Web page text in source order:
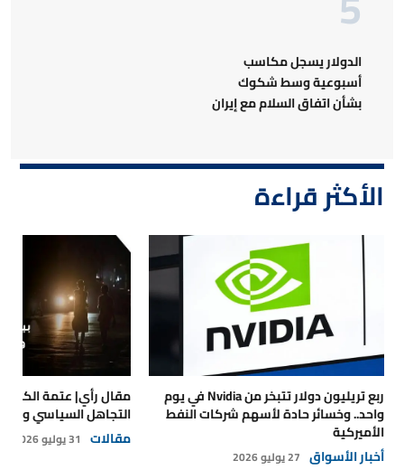
الدولار يسجل مكاسب
أسبوعية وسط شكوك
بشأن اتفاق السلام مع إيران
الأكثر قراءة
ربع تريليون دولار تتبخر من Nvidia في يوم
واحد.. وخسائر حادة لأسهم شركات النفط
الأميركية
أخبار الأسواق 27 يوليو 2026
مقال رأي| عتمة
التجاهل السياسي
مقالات 31 يوليو 2026